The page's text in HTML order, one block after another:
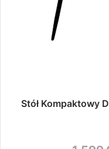
Stół Kompaktowy